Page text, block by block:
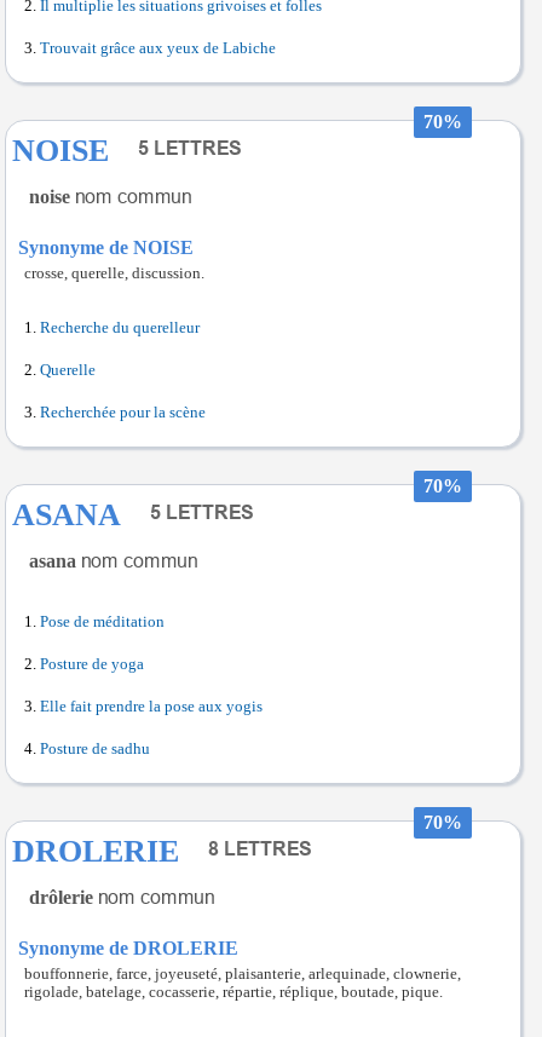
Il multiplie les situations grivoises et folles
Trouvait grâce aux yeux de Labiche
70%
NOISE
noise
Synonyme de NOISE
crosse, querelle, discussion.
Recherche du querelleur
Querelle
Recherchée pour la scène
70%
ASANA
asana
Pose de méditation
Posture de yoga
Elle fait prendre la pose aux yogis
Posture de sadhu
70%
DROLERIE
drôlerie
Synonyme de DROLERIE
bouffonnerie, farce, joyeuseté, plaisanterie, arlequinade, clownerie,
rigolade, batelage, cocasserie, répartie, réplique, boutade, pique.